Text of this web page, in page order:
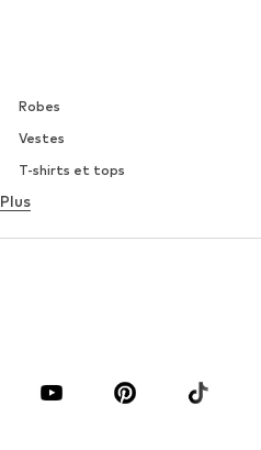
Robes
Vestes
T-shirts et tops
Lingerie
Premium
Plus